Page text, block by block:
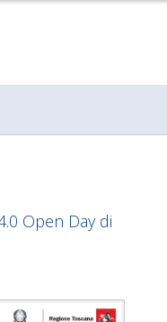
Open Day di